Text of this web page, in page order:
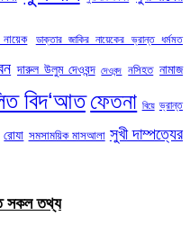
ডাক্তার জাকির নায়েকের ভ্রান্ত ধর্মমত
দারুল উলুম দেওবন্দ দেওবন্দ নসিহত নামাজ
বিদ‘আত ফেতনা বিয়ে ভ্রান্ত
রোযা সমসাময়িক মাসআলা সুখী দাম্পত্যের
সকল তথ্য